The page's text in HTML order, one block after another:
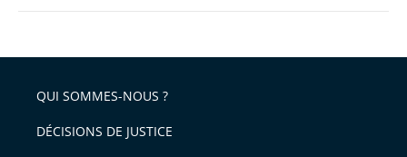
QUI SOMMES-NOUS ?
DÉCISIONS DE JUSTICE